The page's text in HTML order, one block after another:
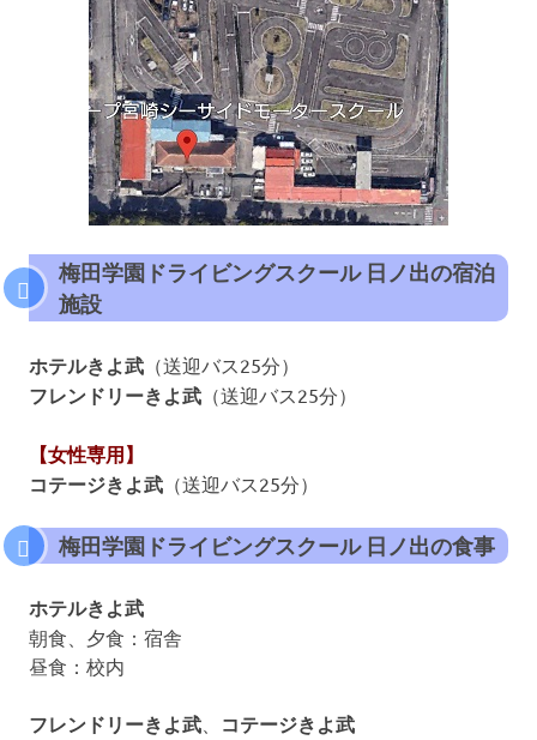
梅田学園ドライビングスクール 日ノ出の宿泊
施設
ホテルきよ武 （送迎バス25分）
フレンドリーきよ武 （送迎バス25分）
【女性専用】
コテージきよ武 （送迎バス25分）
梅田学園ドライビングスクール 日ノ出の食事
ホテルきよ武
朝食、夕食：宿舎
昼食：校内
フレンドリーきよ武 コテージきよ武